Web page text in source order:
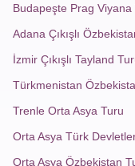
seçeneklerle, deniz
her şehirdeki kültürel
Bulgaristan Plovdiv
Bulgaristan Plovdiv
Budapeşte Prag Viyana
Adana Çıkışlı
İzmir Çıkışlı Tayland
Türkmenistan
Trenle Orta Asya Turu
Orta Asya Türk
Orta Asya Özbekistan